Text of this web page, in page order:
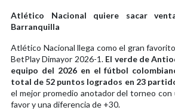
Atlético Nacional quiere sacar
Barranquilla
Atlético Nacional llega como el gran
BetPlay Dimayor 2026-1.El verde de
equipo del 2026 en el fútbol
total de 52 puntos logrados en 23
el mejor promedio anotador del torneo
favor y una diferencia de +30.